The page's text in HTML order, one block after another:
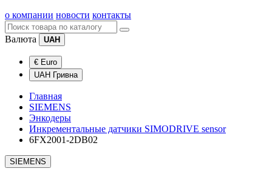
о компании новости контакты
Валюта UAH
€ Euro
UAH Гривна
Главная
SIEMENS
Энкодеры
Инкрементальные датчики SIMODRIVE sensor
6FX2001-2DB02
SIEMENS